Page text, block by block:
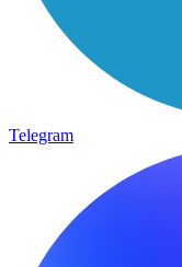
Telegram